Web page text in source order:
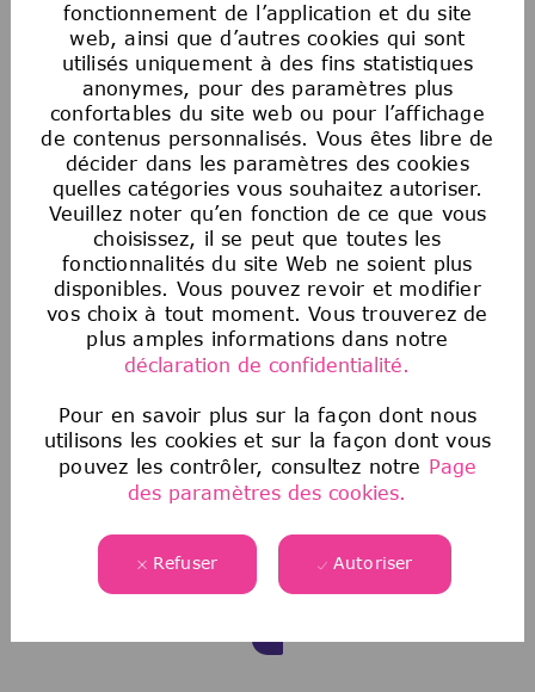
fonctionnement de l’application et du site
web, ainsi que d’autres cookies qui sont
utilisés uniquement à des fins statistiques
anonymes, pour des paramètres plus
confortables du site web ou pour l’affichage
de contenus personnalisés. Vous êtes libre de
décider dans les paramètres des cookies
quelles catégories vous souhaitez autoriser.
Veuillez noter qu’en fonction de ce que vous
choisissez, il se peut que toutes les
fonctionnalités du site Web ne soient plus
disponibles. Vous pouvez revoir et modifier
vos choix à tout moment. Vous trouverez de
plus amples informations dans notre
déclaration de confidentialité.
Pour en savoir plus sur la façon dont nous
utilisons les cookies et sur la façon dont vous
pouvez les contrôler, consultez notre Page
des paramètres des cookies.
Refuser Autoriser
Avis sur les offres d’emploi frauduleuses
Malheureusement, nous sommes au courant
que des tiers prétendent représenter notre
entreprise et offrent des opportunités d’emploi
non autorisées. Si vous pensez qu’une source
frauduleuse vous propose un emploi, veuillez
consulter les informationssuivantesici.
NOTRE PROCESSUS DE
RECRUTEMENT
fonctionnel, pays), le processus peut varier
légèrement.